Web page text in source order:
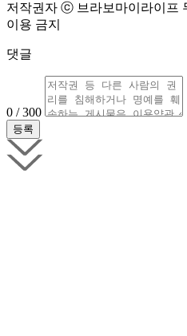
저작권자 ⓒ 브라보마이라이프
이용 금지
댓글
0 / 300